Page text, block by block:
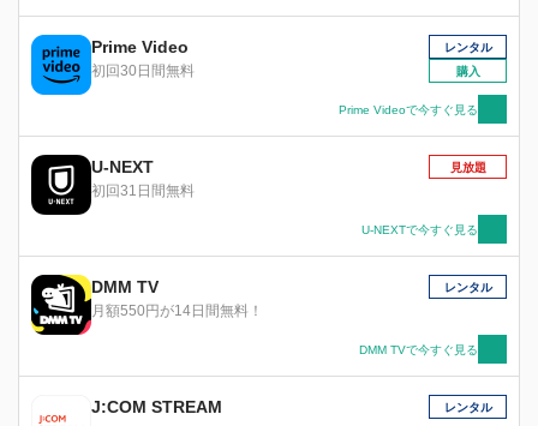
とになり…。
Prime Video
初回30日間無料
レンタル
購入
Prime Videoで今すぐ見る
U-NEXT
初回31日間無料
見放題
U-NEXTで今すぐ見る
DMM TV
月額550円が14日間無料！
レンタル
DMM TVで今すぐ見る
J:COM STREAM レンタル